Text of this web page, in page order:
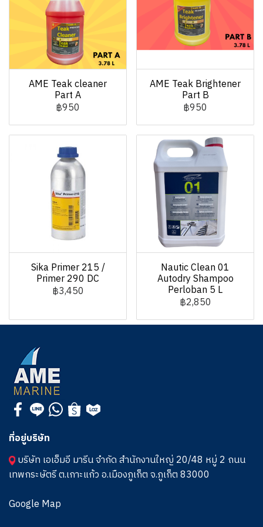
AME Teak cleaner
Part A
฿950
AME Teak Brightener
Part B
฿950
Sika Primer 215 /
Primer 290 DC
฿3,450
Nautic Clean 01
Autodry Shampoo
Perloban 5 L
฿2,850
ที่อยู่บริษัท
บริษัท เอเอ็มอี มารีน จำกัด สำนักงานใหญ่ 20/48 หมู่ 2 ถนน
เทพกระษัตรี ต.เกาะแก้ว อ.เมืองภูเก็ต จ.ภูเก็ต 83000
Google Map